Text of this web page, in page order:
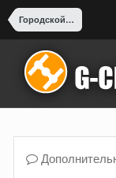
Городской тюнинг и Рестайлинг